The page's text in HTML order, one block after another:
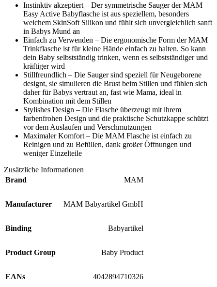
Instinktiv akzeptiert – Der symmetrische Sauger der MAM
Easy Active Babyflasche ist aus speziellem, besonders
weichem SkinSoft Silikon und fühlt sich unvergleichlich sanft
in Babys Mund an
Einfach zu Verwenden – Die ergonomische Form der MAM
Trinkflasche ist für kleine Hände einfach zu halten. So kann
dein Baby selbstständig trinken, wenn es selbstständiger und
kräftiger wird
Stillfreundlich – Die Sauger sind speziell für Neugeborene
designt, sie simulieren die Brust beim Stillen und fühlen sich
daher für Babys vertraut an, fast wie Mama, ideal in
Kombination mit dem Stillen
Stylishes Design – Die Flasche überzeugt mit ihrem
farbenfrohen Design und die praktische Schutzkappe schützt
vor dem Auslaufen und Verschmutzungen
Maximaler Komfort – Die MAM Flasche ist einfach zu
Reinigen und zu Befüllen, dank großer Öffnungen und
weniger Einzelteile
Zusätzliche Informationen
Brand
MAM
Manufacturer MAM Babyartikel GmbH
Binding Babyartikel
Product Group Baby Product
EANs 4042894710326